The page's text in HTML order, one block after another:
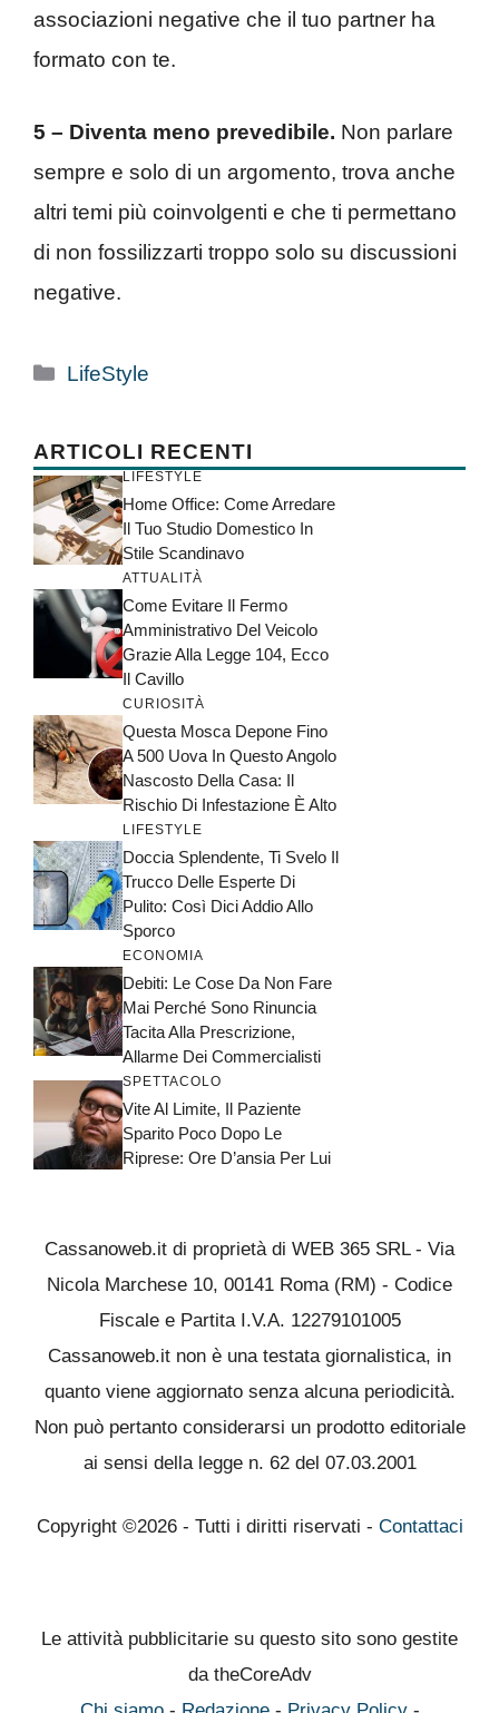
associazioni negative che il tuo partner ha
formato con te.
5 – Diventa meno prevedibile. Non parlare
sempre e solo di un argomento, trova anche
altri temi più coinvolgenti e che ti permettano
di non fossilizzarti troppo solo su discussioni
negative.
Categorie
LifeStyle
ARTICOLI RECENTI
LIFESTYLE
Home Office: Come Arredare
Il Tuo Studio Domestico In
Stile Scandinavo
ATTUALITÀ
Come Evitare Il Fermo
Amministrativo Del Veicolo
Grazie Alla Legge 104, Ecco
Il Cavillo
CURIOSITÀ
Questa Mosca Depone Fino
A 500 Uova In Questo Angolo
Nascosto Della Casa: Il
Rischio Di Infestazione È Alto
LIFESTYLE
Doccia Splendente, Ti Svelo Il
Trucco Delle Esperte Di
Pulito: Così Dici Addio Allo
Sporco
ECONOMIA
Debiti: Le Cose Da Non Fare
Mai Perché Sono Rinuncia
Tacita Alla Prescrizione,
Allarme Dei Commercialisti
SPETTACOLO
Vite Al Limite, Il Paziente
Sparito Poco Dopo Le
Riprese: Ore D’ansia Per Lui
Cassanoweb.it di proprietà di WEB 365 SRL - Via
Nicola Marchese 10, 00141 Roma (RM) - Codice
Fiscale e Partita I.V.A. 12279101005
Cassanoweb.it non è una testata giornalistica, in
quanto viene aggiornato senza alcuna periodicità.
Non può pertanto considerarsi un prodotto editoriale
ai sensi della legge n. 62 del 07.03.2001
Copyright ©2026 - Tutti i diritti riservati - Contattaci
Le attività pubblicitarie su questo sito sono gestite
da theCoreAdv